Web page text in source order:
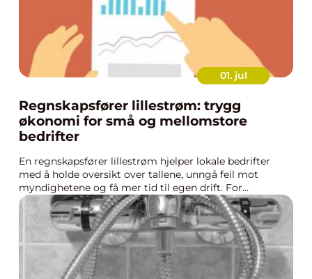
01. jul
Regnskapsfører lillestrøm: trygg
økonomi for små og mellomstore
bedrifter
En regnskapsfører lillestrøm hjelper lokale bedrifter
med å holde oversikt over tallene, unngå feil mot
myndighetene og få mer tid til egen drift. For...